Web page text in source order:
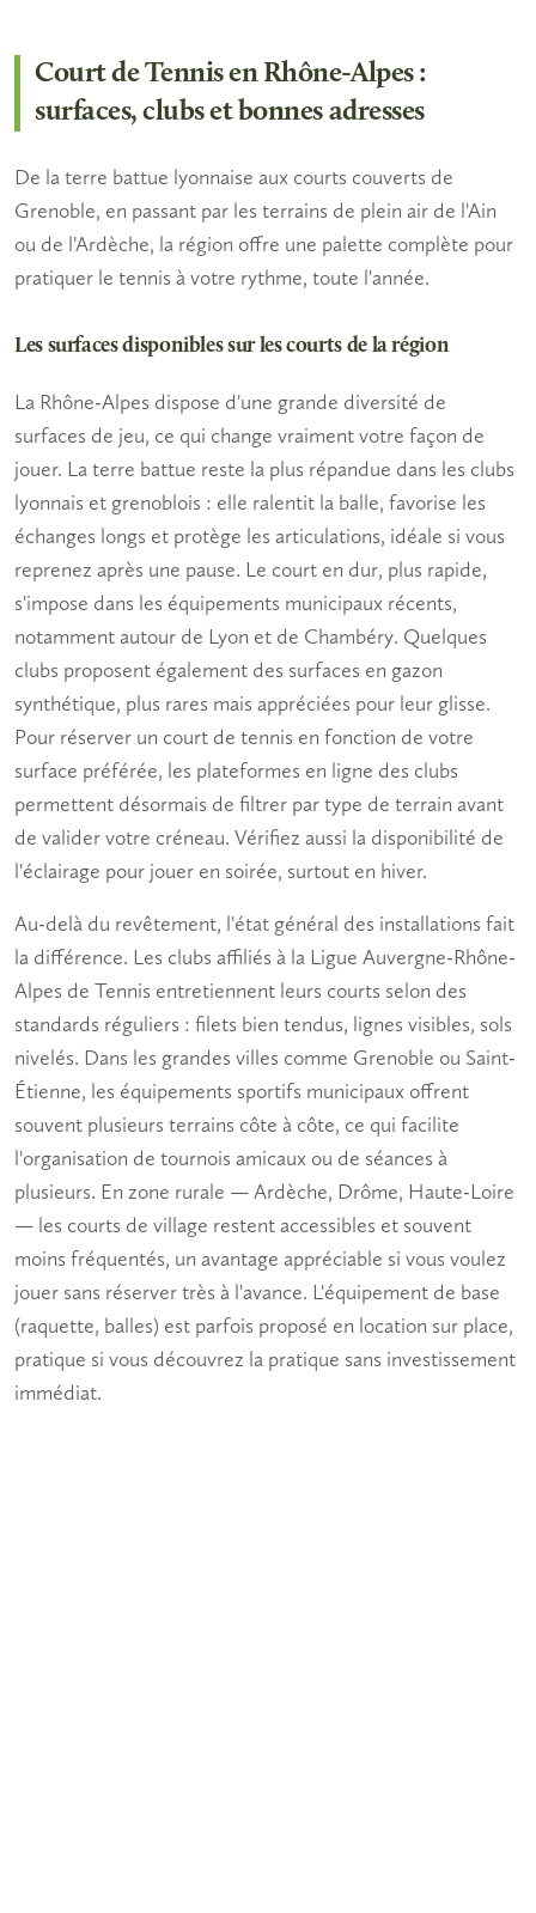
Court de Tennis en Rhône-Alpes :
surfaces, clubs et bonnes adresses
De la terre battue lyonnaise aux courts couverts de
Grenoble, en passant par les terrains de plein air de l'Ain
ou de l'Ardèche, la région offre une palette complète pour
pratiquer le tennis à votre rythme, toute l'année.
Les surfaces disponibles sur les courts de la région
La Rhône-Alpes dispose d'une grande diversité de
surfaces de jeu, ce qui change vraiment votre façon de
jouer. Laterre battue reste la plus répandue dans les clubs
lyonnais et grenoblois : elle ralentit la balle, favorise les
échanges longs et protège les articulations, idéale si vous
reprenez après une pause. Le court en dur, plus rapide,
s'impose dans les équipements municipaux récents,
notamment autour de Lyon et de Chambéry. Quelques
clubs proposent également des surfaces en gazon
synthétique, plus rares mais appréciées pour leur glisse.
Pour réserver un court de tennis en fonction de votre
surface préférée, les plateformes en ligne des clubs
permettent désormais de filtrer par type de terrain avant
de valider votre créneau. Vérifiez aussi la disponibilité de
l'éclairage pour jouer en soirée, surtout en hiver.
Au-delà du revêtement, l'état général des installations fait
la différence. Les clubs affiliés à la Ligue Auvergne-Rhône-
Alpes de Tennis entretiennent leurs courts selon des
standards réguliers : filets bien tendus, lignes visibles, sols
nivelés. Dans les grandes villes comme Grenoble ou Saint-
Étienne, les équipements sportifs municipaux offrent
souvent plusieurs terrains côte à côte, ce qui facilite
l'organisation de tournois amicaux ou de séances à
plusieurs. En zone rurale — Ardèche, Drôme, Haute-Loire
— les courts de village restent accessibles et souvent
moins fréquentés, un avantage appréciable si vous voulez
jouer sans réserver très à l'avance. L'équipement de base
(raquette, balles) est parfois proposé en location sur place,
pratique si vous découvrez la pratique sans investissement
immédiat.